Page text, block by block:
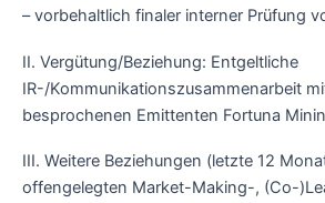
– vorbehaltlich finaler interner Prüfung
II. Vergütung/Beziehung: Entgeltliche
IR-/Kommunikationszusammenarbeit
besprochenen Emittenten Fortuna
III. Weitere Beziehungen (letzte 12
offengelegten Market-Making-, (Co-